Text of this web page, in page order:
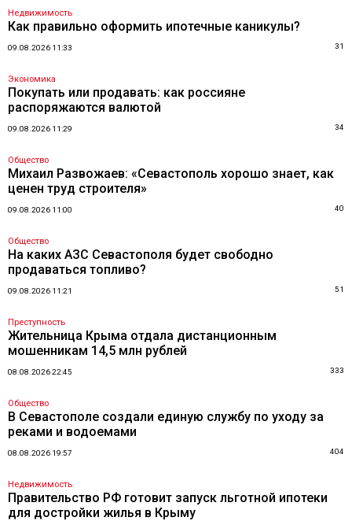
Недвижимость
Как правильно оформить ипотечные каникулы?
09.08.2026 11:33 31
Экономика
Покупать или продавать: как россияне
распоряжаются валютой
09.08.2026 11:29 34
Общество
Михаил Развожаев: «Севастополь хорошо знает, как
ценен труд строителя»
09.08.2026 11:00 40
Общество
На каких АЗС Севастополя будет свободно
продаваться топливо?
09.08.2026 11:21 51
Преступность
Жительница Крыма отдала дистанционным
мошенникам 14,5 млн рублей
08.08.2026 22:45 333
Общество
В Севастополе создали единую службу по уходу за
реками и водоемами
08.08.2026 19:57 404
Недвижимость
Правительство РФ готовит запуск льготной ипотеки
для достройки жилья в Крыму